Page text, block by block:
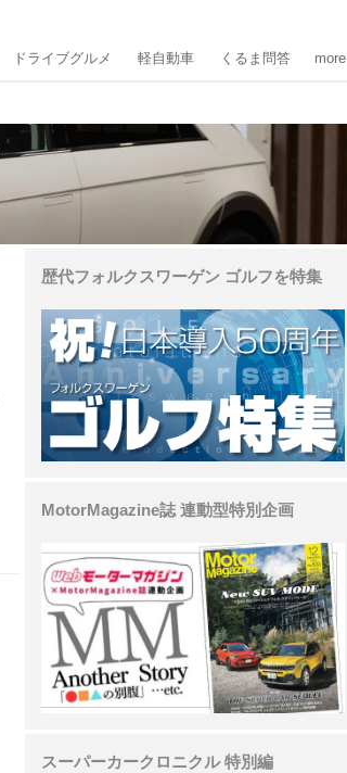
ドライブグルメ 軽自動車 くるま問答 more
歴代フォルクスワーゲン ゴルフを特集
MotorMagazine誌 連動型特別企画
スーパーカークロニクル 特別編